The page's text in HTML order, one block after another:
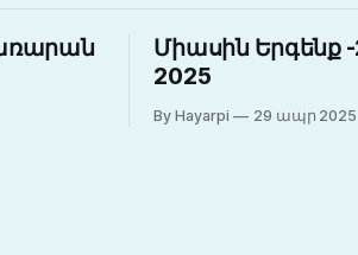
Միասին Երգենք
2025
By Hayarpi 29 ապր 2025